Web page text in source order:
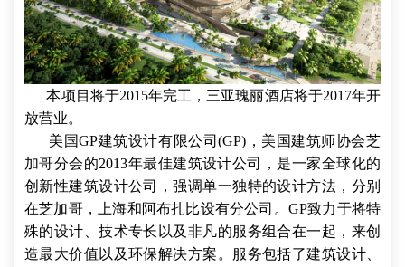
本项目将于2015年完工，三亚瑰丽酒店将于2017年开
放营业。
美国GP建筑设计有限公司(GP)，美国建筑师协会芝
加哥分会的2013年最佳建筑设计公司，是一家全球化的
创新性建筑设计公司，强调单一独特的设计方法，分别
在芝加哥，上海和阿布扎比设有分公司。GP致力于将特
殊的设计、技术专长以及非凡的服务组合在一起，来创
造最大价值以及环保解决方案。服务包括了建筑设计、